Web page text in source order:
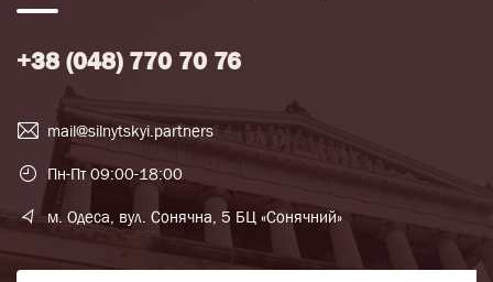
+38 (048) 770 70 76
mail@silnytskyi.partners
Пн-Пт 09:00-18:00
м. Одеса, вул. Сонячна, 5 БЦ «Сонячний»